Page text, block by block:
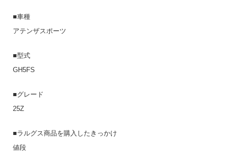
■車種
アテンザスポーツ
■型式
GH5FS
■グレード
25Z
■ラルグス商品を購入したきっかけ
値段